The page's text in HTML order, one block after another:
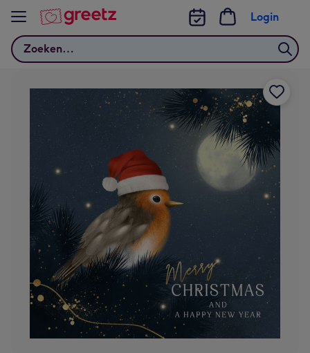
Bekijk meer
Zoeken
Login